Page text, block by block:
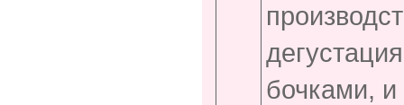
бочками,